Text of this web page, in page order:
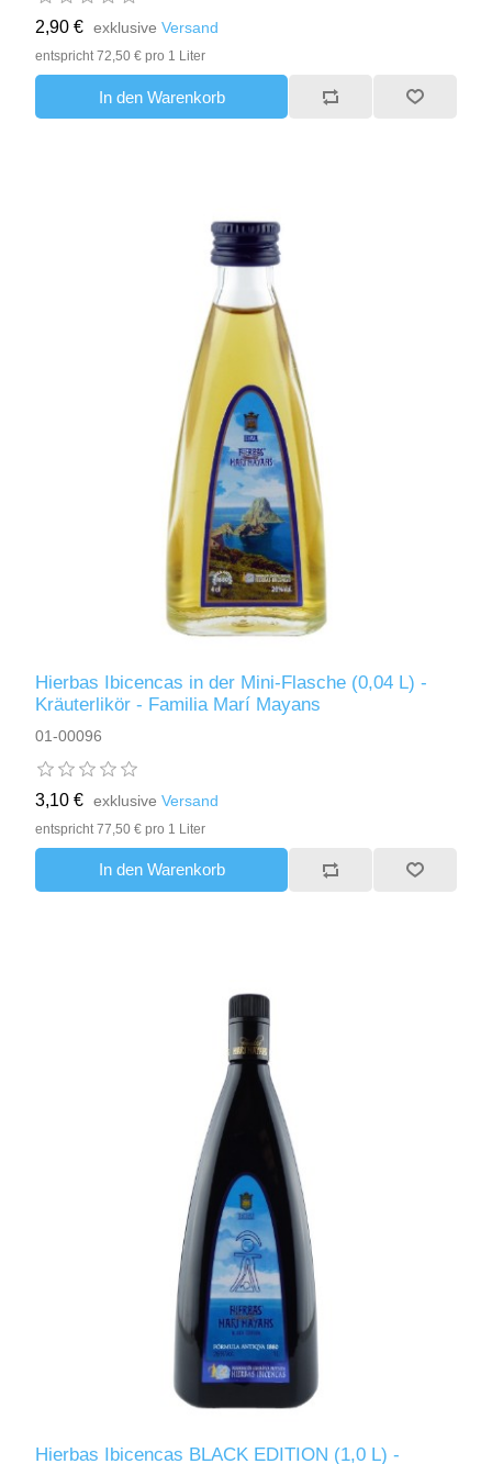
2,90 € exklusiveVersand
entspricht 72,50 € pro 1 Liter
In den Warenkorb
Hierbas Ibicencas in der Mini-Flasche (0,04 L) -
Kräuterlikör - Familia Marí Mayans
01-00096
3,10 € exklusiveVersand
entspricht 77,50 € pro 1 Liter
In den Warenkorb
Hierbas Ibicencas BLACK EDITION (1,0 L) -